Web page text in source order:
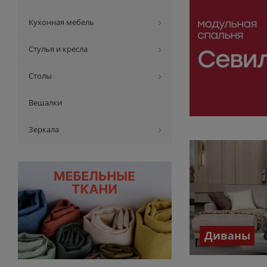
Диваны
Кухонная мебель
Стулья и кресла
Столы
Вешалки
Зеркала